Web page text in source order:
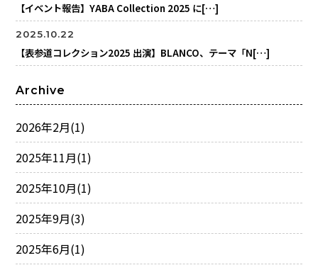
【イベント報告】YABA Collection 2025 に[…]
2025.10.22
【表参道コレクション2025 出演】BLANCO、テーマ「N[…]
Archive
2026年2月(1)
2025年11月(1)
2025年10月(1)
2025年9月(3)
2025年6月(1)